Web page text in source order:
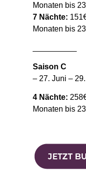
Monaten bis
7 Nächte:
Monaten bis
Saison C
– 27. Juni –
4 Nächte:
Monaten bis